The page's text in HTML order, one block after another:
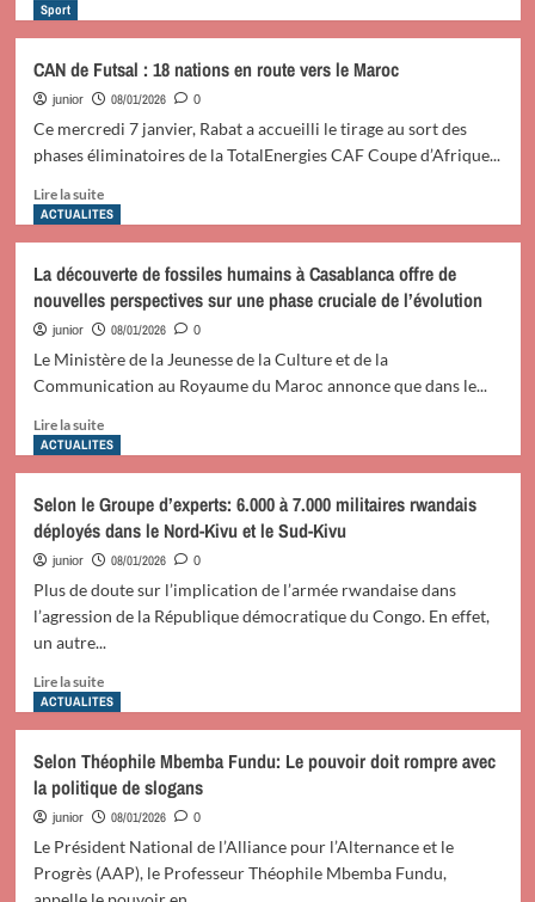
dans
les
mines
Mwenga
À
l’écoute,
Léon
XIV
ouvert
le
aux
cardinaux
de
travailler
Sport
CAN de Futsal : 18 nations en route vers le Maroc
junior 08/01/2026 0
Ce mercredi 7 janvier, Rabat a accueilli le tirage au sort des
phases éliminatoires de la TotalEnergies CAF Coupe d’Afrique...
Lire la suiteEn
savoir
CAN
de
Futsal
:
nations
route
Maroc
ACTUALITES
La découverte de fossiles humains à Casablanca offre de
nouvelles perspectives sur une phase cruciale de l’évolution
junior 08/01/2026 0
Le Ministère de la Jeunesse de la Culture et de la
Communication au Royaume du Maroc annonce que dans le...
Lire la suiteEn
savoir
La
découverte
de
fossiles
à
Casablanca
de
nouvelles
sur
une
phase
de
l’évolution
ACTUALITES
Selon le Groupe d’experts: 6.000 à 7.000 militaires rwandais
déployés dans le Nord-Kivu et le Sud-Kivu
junior 08/01/2026 0
Plus de doute sur l’implication de l’armée rwandaise dans
l’agression de la République démocratique du Congo. En effet,
un autre...
Lire la suiteEn
savoir
Selon
le
Groupe
d’experts:
à
ACTUALITES
Selon Théophile Mbemba Fundu: Le pouvoir doit rompre avec
la politique de slogans
junior 08/01/2026 0
Le Président National de l’Alliance pour l’Alternance et le
Progrès (AAP), le Professeur Théophile Mbemba Fundu,